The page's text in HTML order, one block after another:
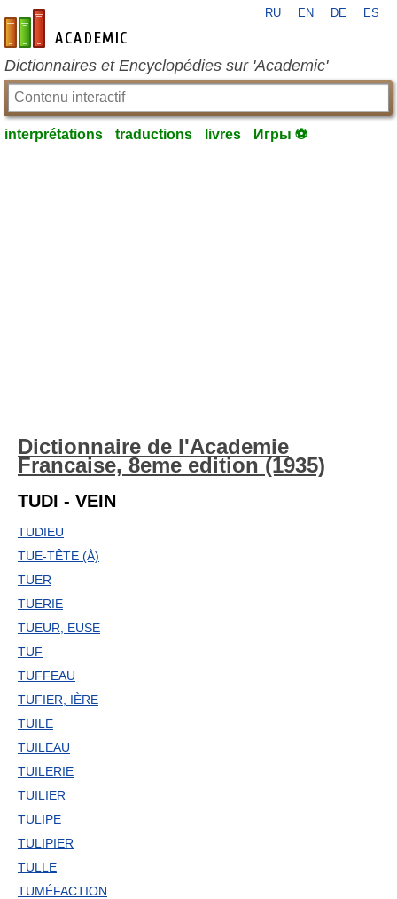
fr-academic.com
RU EN DE ES
Dictionnaires et Encyclopédies sur 'Academic'
interprétations traductions livres Игры ⚽
Dictionnaire de l'Academie
Francaise, 8eme edition (1935)
TUDI - VEIN
TUDIEU
TUE-TÊTE (À)
TUER
TUERIE
TUEUR, EUSE
TUF
TUFFEAU
TUFIER, IÈRE
TUILE
TUILEAU
TUILERIE
TUILIER
TULIPE
TULIPIER
TULLE
TUMÉFACTION